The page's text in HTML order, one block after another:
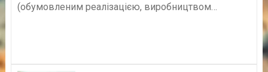
(обумовленим реалізацією, виробництвом…